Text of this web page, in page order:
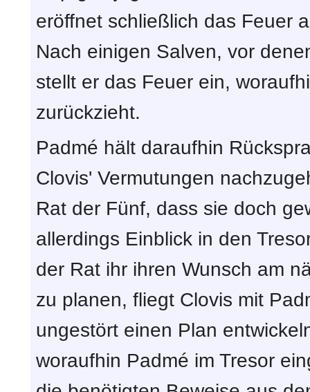
eröffnet schließlich das Feuer
Nach einigen Salven, vor
stellt er das Feuer ein,
zurückzieht.
Padmé hält daraufhin
Clovis' Vermutungen
Rat der Fünf, dass sie doch
allerdings Einblick in den
der Rat ihr ihren Wunsch am
zu planen, fliegt Clovis mit
ungestört einen Plan
woraufhin Padmé im Tresor